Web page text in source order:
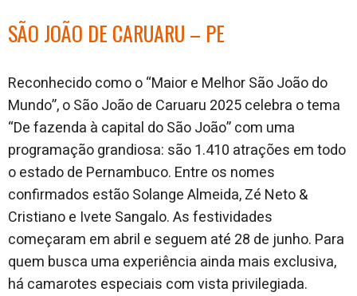
SÃO JOÃO DE CARUARU – PE
Reconhecido como o “Maior e Melhor São João do
Mundo”, o São João de Caruaru 2025 celebra o tema
“De fazenda à capital do São João” com uma
programação grandiosa: são 1.410 atrações em todo
o estado de Pernambuco. Entre os nomes
confirmados estão Solange Almeida, Zé Neto &
Cristiano e Ivete Sangalo. As festividades
começaram em abril e seguem até 28 de junho. Para
quem busca uma experiência ainda mais exclusiva,
há camarotes especiais com vista privilegiada.